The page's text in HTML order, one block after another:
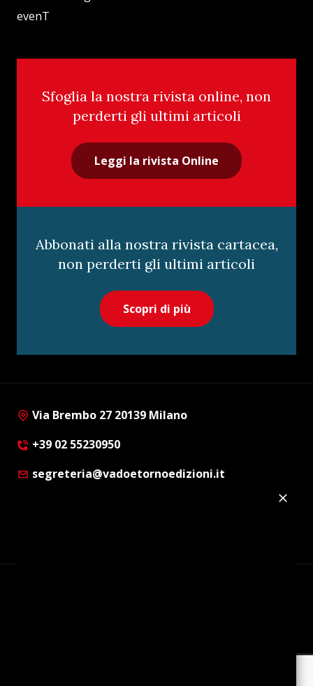
evenT
Sfoglia la nostra rivista online, non
perderti gli ultimi articoli
Leggi la rivista Online
Abbonati alla nostra rivista cartacea,
non perderti gli ultimi articoli
Scopri di più
Via Brembo 27 20139 Milano
+39 02 55230950
segreteria@vadoetornoedizioni.it